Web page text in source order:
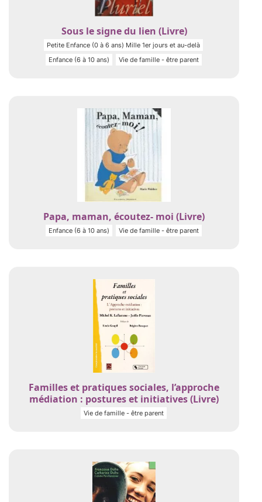
Sous le signe du lien (Livre)
Petite Enfance (0 à 6 ans) Mille 1er jours et au-delà
Enfance (6 à 10 ans)
Vie de famille - être parent
Papa, maman, écoutez- moi (Livre)
Enfance (6 à 10 ans) Vie de famille - être parent
Familles et pratiques sociales, l’approche
médiation : postures et initiatives (Livre)
Vie de famille - être parent